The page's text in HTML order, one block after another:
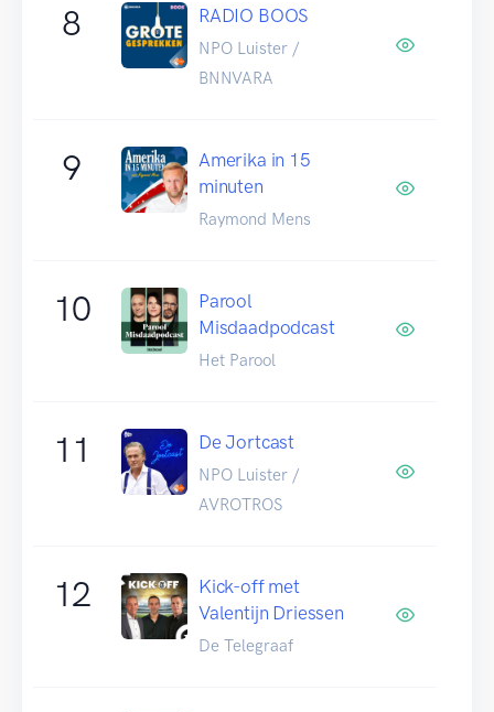
8 RADIO BOOS
NPO Luister /
BNNVARA
9
Amerika in 15
minuten
Raymond Mens
10
Parool
Misdaadpodcast
Het Parool
11 De Jortcast
NPO Luister /
AVROTROS
12
Kick-off met
Valentijn Driessen
De Telegraaf